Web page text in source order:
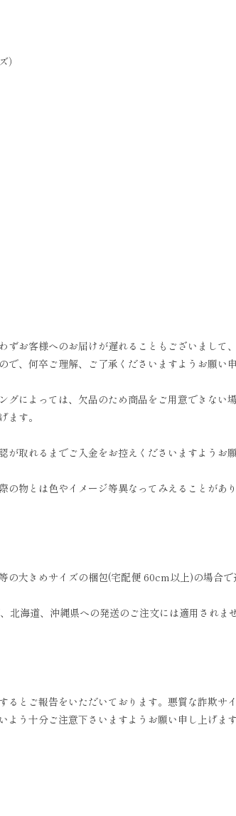
お客様へのお届けが遅れることもございまして
、何卒ご理解、ご了承くださいますようお願い申
によっては、欠品のため商品をご用意できない場
す。
取れるまでご入金をお控えくださいますようお
物とは色やイメージ等異なってみえることがあり
大きめサイズの梱包(宅配便 60cm以上)の場合
海道、沖縄県への発送のご注文には適用されま
とご報告をいただいております。悪質な詐欺サ
う十分ご注意下さいますようお願い申し上げます